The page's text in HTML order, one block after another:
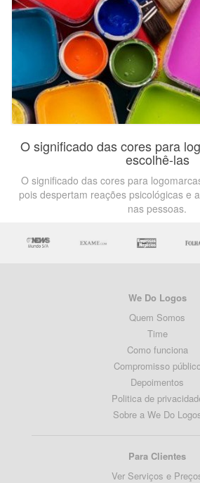
O significado das cores para
escolhê-las
O significado das cores para
pois despertam reações psicológicas e
nas pessoas.
We Do Logos
Quem Somos
Time
Como funciona
Compromisso
Depoimentos
Politica de
Sobre a We Do
Para Clientes
Ver Serviços e